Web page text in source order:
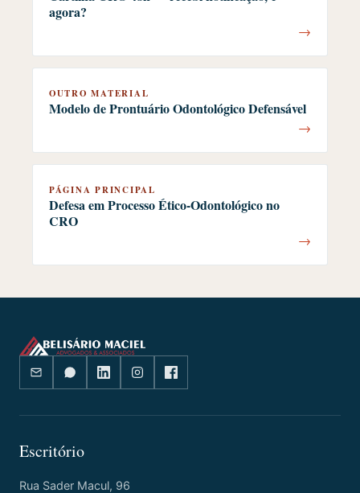
agora?
→
OUTRO MATERIAL
Modelo de Prontuário Odontológico Defensável
→
PÁGINA PRINCIPAL
Defesa em Processo Ético-Odontológico no
CRO
→
Escritório
Rua Sader Macul, 96